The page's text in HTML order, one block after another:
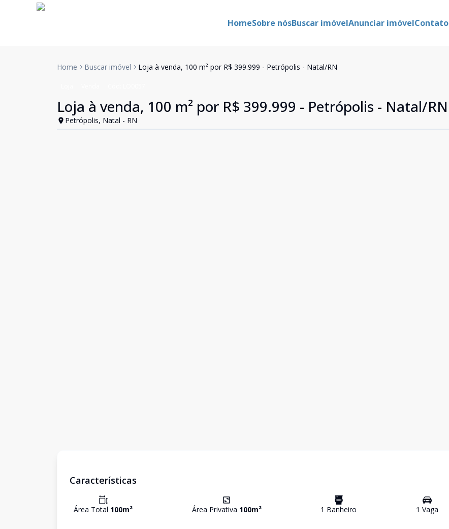
HomeSobre nósBuscar imóvelAnunciar imóvelContato
Home Buscar imóvel Loja à venda, 100 m² por R$ 399.999 - Petrópolis - Natal/RN
Loja à venda, 100 m² por R$ 399.999 - Petrópolis - Natal/RN
Petrópolis, Natal - RN
Características
Área Total 100m² Área Privativa 100m² 1 Banheiro 1 Vaga